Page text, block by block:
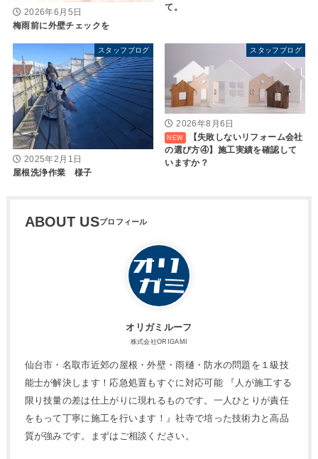
2026年6月5日
梅雨前に外壁チェックを
て。
スタッフブログ
2025年2月1日
屋根洗浄作業 様子
スタッフブログ
2026年8月6日
【失敗しないリフォーム会社
の選び方④】施工実績を確認して
いますか？
ABOUT US
オリガミルーフ
株式会社ORIGAMI
仙台市・名取市近郊の屋根・外壁・雨樋・防水の問題を１級技
能士が解決します！応急処置もすぐに対応可能 『人が施工する
限り技量の差は仕上がりに現れるものです。一人ひとりが責任
をもって丁寧に施工を行います！』社寺で培った技術力と高品
質が強みです。まずはご相談ください。